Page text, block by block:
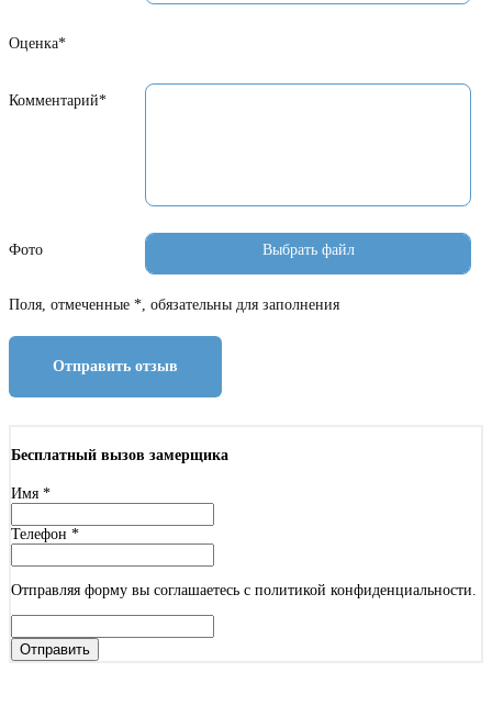
Оценка*
Комментарий*
Фото
Поля, отмеченные *, обязательны для заполнения
Отправить отзыв
Бесплатный вызов замерщика
Имя *
Телефон *
Отправляя форму вы соглашаетесь с политикой конфиденциальности.
Отправить